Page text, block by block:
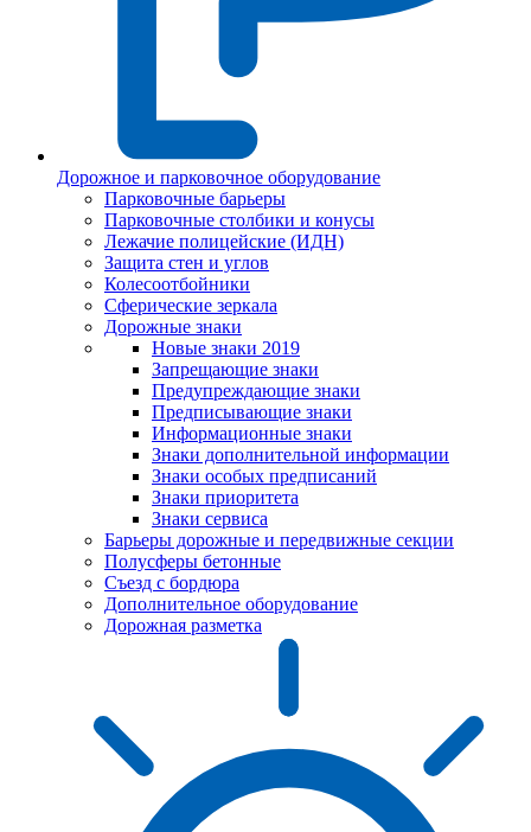
Дорожное и парковочное оборудование
Парковочные барьеры
Парковочные столбики и конусы
Лежачие полицейские (ИДН)
Защита стен и углов
Колесоотбойники
Сферические зеркала
Дорожные знаки
Новые знаки 2019
Запрещающие знаки
Предупреждающие знаки
Предписывающие знаки
Информационные знаки
Знаки дополнительной информации
Знаки особых предписаний
Знаки приоритета
Знаки сервиса
Барьеры дорожные и передвижные секции
Полусферы бетонные
Съезд с бордюра
Дополнительное оборудование
Дорожная разметка